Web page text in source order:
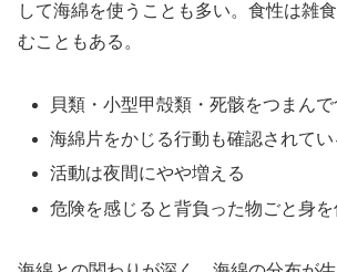
して海綿を使うことも多い。食性は雑
むこともある。
貝類・小型甲殻類・死骸をつまんで
海綿片をかじる行動も確認されてい
活動は夜間にやや増える
危険を感じると背負った物ごと身